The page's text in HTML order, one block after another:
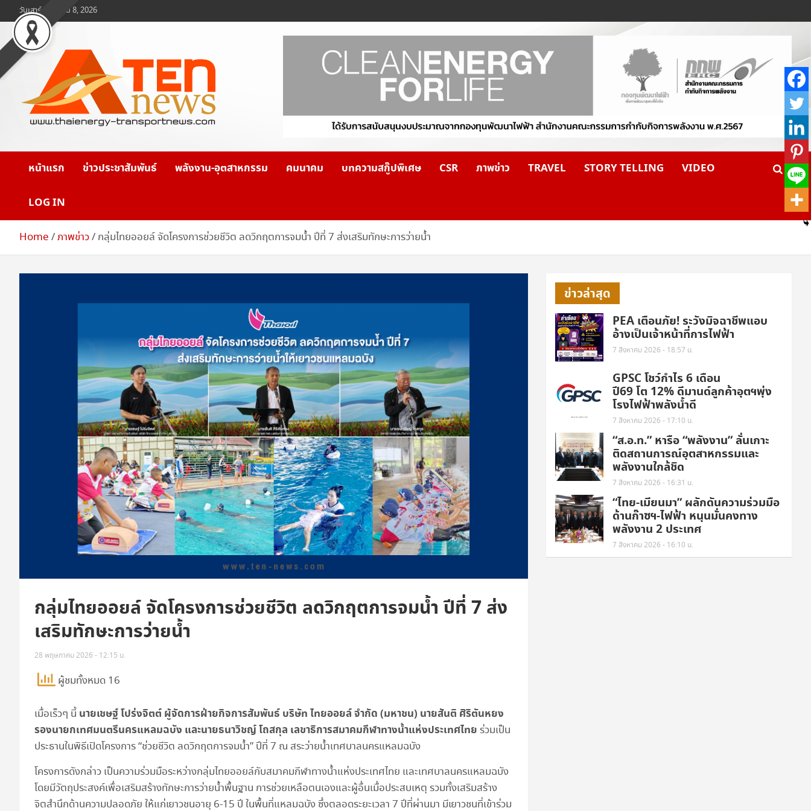
to
content
วันเสาร์, สิงหาคม 8, 2026
www.ten-news.com
หน้าแรก ข่าวประชาสัมพันธ์ พลังงาน-อุตสาหกรรม คมนาคม บทความสกู๊ปพิเศษ CSR ภาพข่าว TRAVEL STORY TELLING VIDEO
LOG IN
Home ภาพข่าว กลุ่มไทยออยล์ จัดโครงการช่วยชีวิต ลดวิกฤตการจมน้ำ ปีที่ 7 ส่งเสริมทักษะการว่ายน้ำ
กลุ่มไทยออยล์ จัดโครงการช่วยชีวิต ลดวิกฤตการจมน้ำ ปีที่ 7 ส่ง
เสริมทักษะการว่ายน้ำ
28 พฤษภาคม 2026 - 12:15 น.
ผู้ชมทั้งหมด 16
เมื่อเร็วๆ นี้ นายเชษฐ์ โปร่งจิตต์ ผู้จัดการฝ่ายกิจการสัมพันธ์ บริษัท ไทยออยล์ จำกัด (มหาชน) นายสันติ ศิริตันหยง
รองนายกเทศมนตรีนครแหลมฉบัง และนายธนาวิชญ์ โถสกุล เลขาธิการสมาคมกีฬาทางน้ำแห่งประเทศไทย ร่วมเป็น
ประธานในพิธีเปิดโครงการ “ช่วยชีวิต ลดวิกฤตการจมน้ำ” ปีที่ 7 ณ สระว่ายน้ำเทศบาลนครแหลมฉบัง
โครงการดังกล่าว เป็นความร่วมมือระหว่างกลุ่มไทยออยล์กับสมาคมกีฬาทางน้ำแห่งประเทศไทย และเทศบาลนครแหลมฉบัง
โดยมีวัตถุประสงค์เพื่อเสริมสร้างทักษะการว่ายน้ำพื้นฐาน การช่วยเหลือตนเองและผู้อื่นเมื่อประสบเหตุ รวมทั้งเสริมสร้าง
จิตสำนึกด้านความปลอดภัย ให้แก่เยาวชนอายุ 6-15 ปี ในพื้นที่แหลมฉบัง ซึ่งตลอดระยะเวลา 7 ปีที่ผ่านมา มีเยาวชนที่เข้าร่วม
ข่าวล่าสุด
PEA เตือนภัย! ระวังมิจฉาชีพแอบ
อ้างเป็นเจ้าหน้าที่การไฟฟ้า
7 สิงหาคม 2026 - 18:57 น.
GPSC โชว์กำไร 6 เดือน
ปี69 โต 12% ดีมานด์ลูกค้าอุตฯพุ่ง
โรงไฟฟ้าพลังน้ำดี
7 สิงหาคม 2026 - 17:10 น.
“ส.อ.ท.” หารือ “พลังงาน” ลั่นเกาะ
ติดสถานการณ์อุตสาหกรรมและ
พลังงานใกล้ชิด
7 สิงหาคม 2026 - 16:31 น.
“ไทย-เมียนมา” ผลักดันความร่วมมือ
ด้านก๊าซฯ-ไฟฟ้า หนุนมั่นคงทาง
พลังงาน 2 ประเทศ
7 สิงหาคม 2026 - 16:10 น.